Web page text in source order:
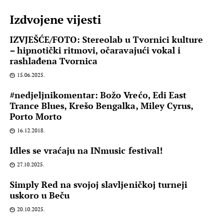
Izdvojene vijesti
IZVJEŠĆE/FOTO: Stereolab u Tvornici kulture
– hipnotički ritmovi, očaravajući vokal i
rashlađena Tvornica
15.06.2025.
#nedjeljnikomentar: Božo Vrećo, Edi East
Trance Blues, Krešo Bengalka, Miley Cyrus,
Porto Morto
16.12.2018.
Idles se vraćaju na INmusic festival!
27.10.2025.
Simply Red na svojoj slavljeničkoj turneji
uskoro u Beču
20.10.2025.